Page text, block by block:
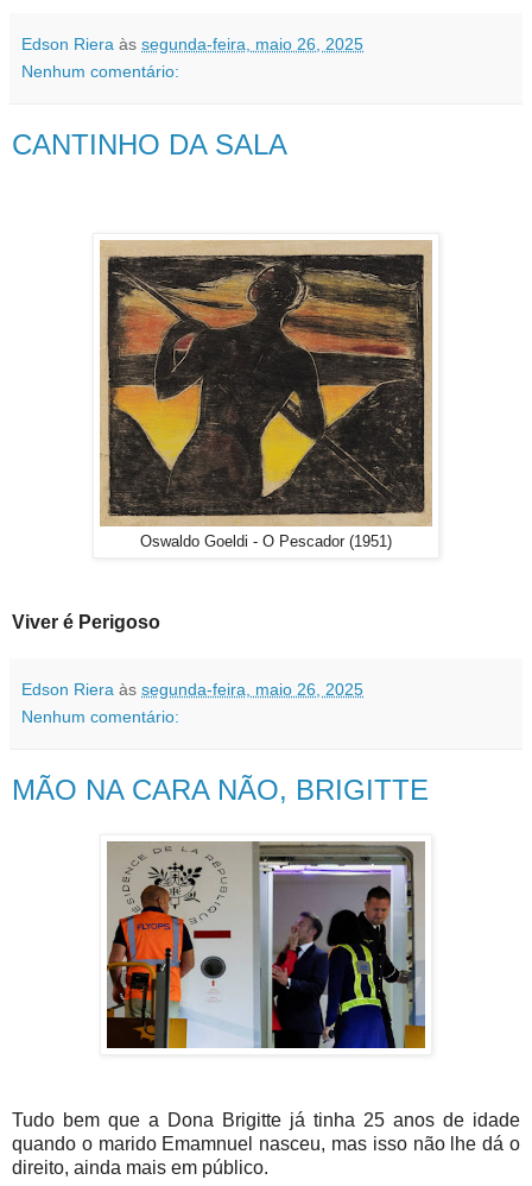
Edson Riera às segunda-feira, maio 26, 2025
Nenhum comentário:
CANTINHO DA SALA
Oswaldo Goeldi - O Pescador (1951)
Viver é Perigoso
Edson Riera às segunda-feira, maio 26, 2025
Nenhum comentário:
MÃO NA CARA NÃO, BRIGITTE
Tudo bem que a Dona Brigitte já tinha 25 anos de idade
quando o marido Emamnuel nasceu, mas isso não lhe dá o
direito, ainda mais em público.